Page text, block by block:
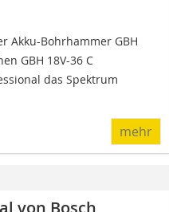
Bohrhammer GBH
GBH 18V-36 C
das Spektrum
mehr
von Bosch